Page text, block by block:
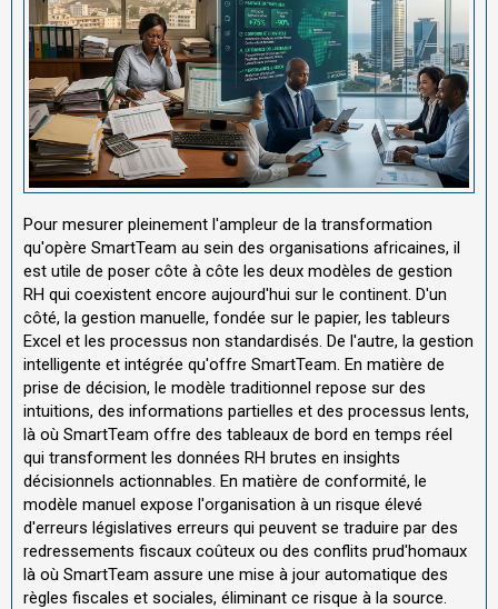
Pour mesurer pleinement l'ampleur de la transformation
qu'opère SmartTeam au sein des organisations africaines, il
est utile de poser côte à côte les deux modèles de gestion
RH qui coexistent encore aujourd'hui sur le continent. D'un
côté, la gestion manuelle, fondée sur le papier, les tableurs
Excel et les processus non standardisés. De l'autre, la gestion
intelligente et intégrée qu'offre SmartTeam. En matière de
prise de décision, le modèle traditionnel repose sur des
intuitions, des informations partielles et des processus lents,
là où SmartTeam offre des tableaux de bord en temps réel
qui transforment les données RH brutes en insights
décisionnels actionnables. En matière de conformité, le
modèle manuel expose l'organisation à un risque élevé
d'erreurs législatives erreurs qui peuvent se traduire par des
redressements fiscaux coûteux ou des conflits prud'homaux
là où SmartTeam assure une mise à jour automatique des
règles fiscales et sociales, éliminant ce risque à la source.